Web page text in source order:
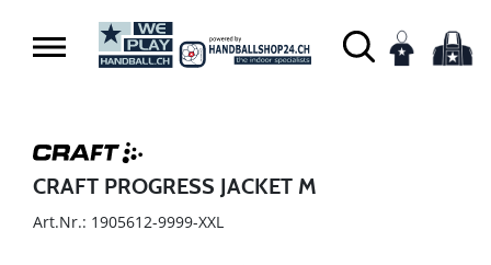
CRAFT PROGRESS JACKET M
Art.Nr.: 1905612-9999-XXL